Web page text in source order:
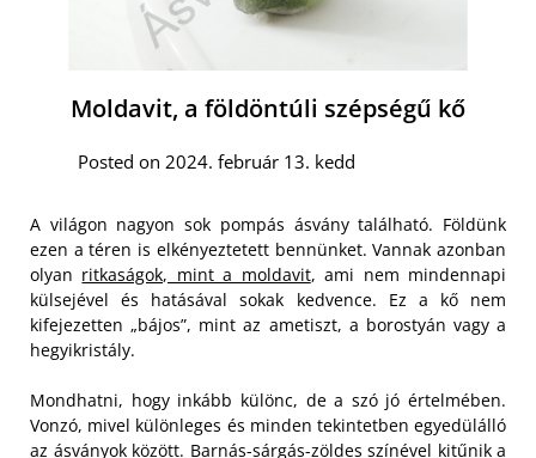
Moldavit, a földöntúli szépségű kő
Posted on 2024. február 13. kedd
A világon nagyon sok pompás ásvány található. Földünk
ezen a téren is elkényeztetett bennünket. Vannak azonban
olyan ritkaságok, mint a moldavit, ami nem mindennapi
külsejével és hatásával sokak kedvence. Ez a kő nem
kifejezetten „bájos”, mint az ametiszt, a borostyán vagy a
hegyikristály.
Mondhatni, hogy inkább különc, de a szó jó értelmében.
Vonzó, mivel különleges és minden tekintetben egyedülálló
az ásványok között. Barnás-sárgás-zöldes színével kitűnik a